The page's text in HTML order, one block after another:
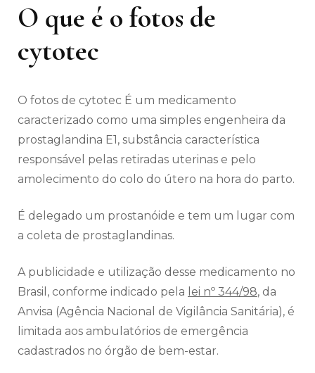
O que é o fotos de
cytotec
O fotos de cytotec É um medicamento
caracterizado como uma simples engenheira da
prostaglandina E1, substância característica
responsável pelas retiradas uterinas e pelo
amolecimento do colo do útero na hora do parto.
É delegado um prostanóide e tem um lugar com
a coleta de prostaglandinas.
A publicidade e utilização desse medicamento no
Brasil, conforme indicado pela lei nº 344/98, da
Anvisa (Agência Nacional de Vigilância Sanitária), é
limitada aos ambulatórios de emergência
cadastrados no órgão de bem-estar.